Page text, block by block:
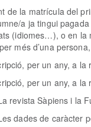
de la matrícula del
a ja tingui
(idiomes…), o en la
més d’una
per un any, a la
per un any, a
revista Sàpiens i la
dades de caràcter